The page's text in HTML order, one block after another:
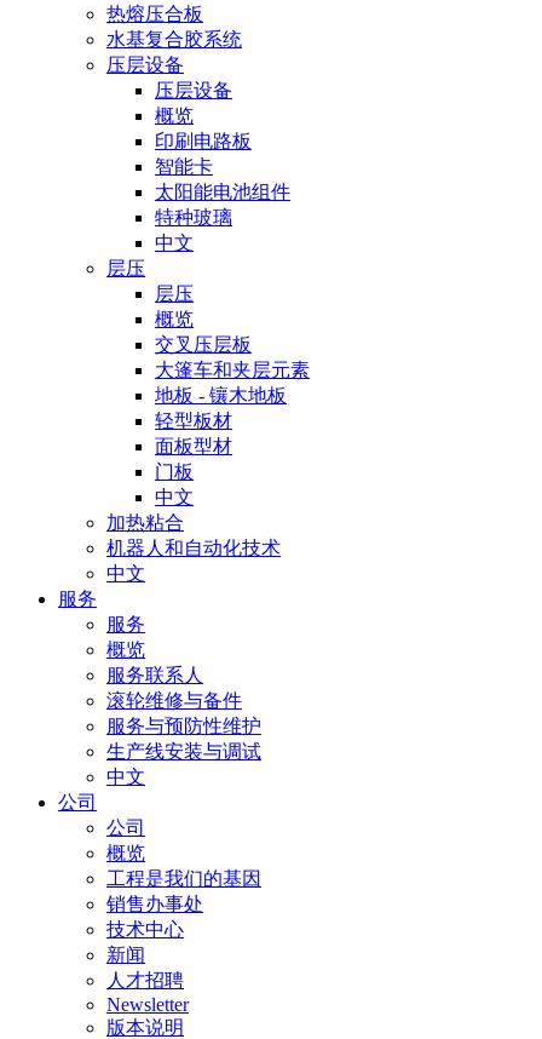
热熔压合板
水基复合胶系统
压层设备
压层设备
概览
印刷电路板
智能卡
太阳能电池组件
特种玻璃
中文
层压
层压
概览
交叉压层板
大篷车和夹层元素
地板 - 镶木地板
轻型板材
面板型材
门板
中文
加热粘合
机器人和自动化技术
中文
服务
服务
概览
服务联系人
滚轮维修与备件
服务与预防性维护
生产线安装与调试
中文
公司
公司
概览
工程是我们的基因
销售办事处
技术中心
新闻
人才招聘
Newsletter
版本说明